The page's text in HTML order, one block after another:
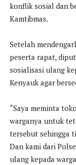
konflik sosial dan
Kamtibmas.
Setelah
peserta rapat,
sosialisasi ulang
Kenyauk agar
“Saya meminta
warganya untuk
tersebut sehingga
Dan kami dari
ulang kepada